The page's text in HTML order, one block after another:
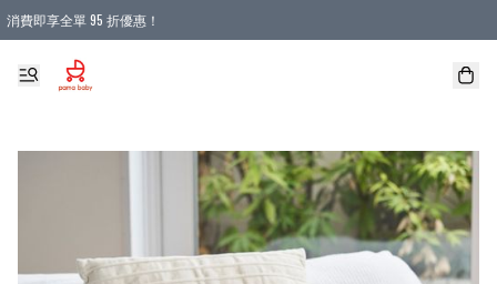
消費即享全單 95 折優惠！
購物滿 HKD 900.00即享免運費優惠！（適用於 本地送貨、本地取貨 )